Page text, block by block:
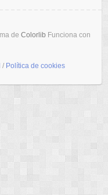
de Colorlib Funciona con
/ Política de cookies